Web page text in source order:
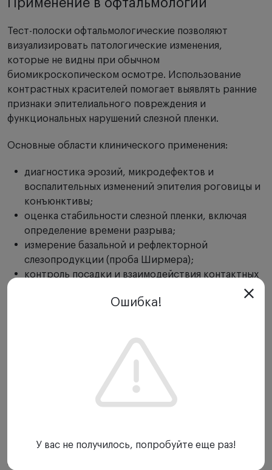
Применение в офтальмологии
Тест-полоски офтальмологические позволяют
визуализировать патологические изменения,
которые не видны при обычном
биомикроскопическом осмотре. Использование
контрастных красителей помогает выявлять ранние
признаки эпителиального повреждения и
функциональных нарушений слезной пленки.
Основные области клинического применения:
диагностика эрозий, микродефектов и
воспалительных изменений эпителия роговицы и
конъюнктивы;
оценка стабильности слезной пленки, включая
определение времени разрыва;
измерение базальной и рефлекторной
слезопродукции (проба Ширмера);
контроль посадки и взаимодействия контактных
мониторинг состояния глазной поверхности в
Такие диагностические методы обеспечивают
точную интерпретацию клинической картины и
помогают врачу своевременно выбирать
оптимальную терапевтическую тактику.
Диагностика с применением флуоресцентных
Ошибка!
У вас не получилось, попробуйте еще раз!